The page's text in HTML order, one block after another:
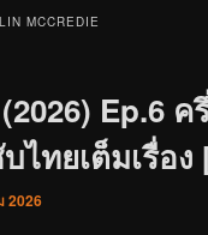
MCCREDIE
Ep.6
ไทยเต็มเรื่อง
2026